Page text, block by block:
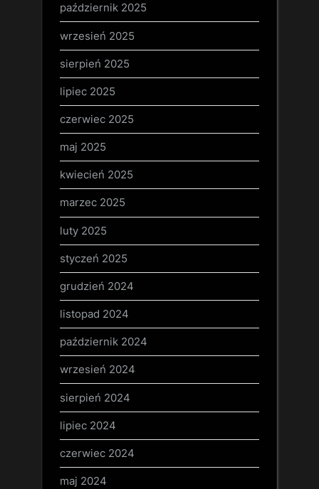
październik 2025
wrzesień 2025
sierpień 2025
lipiec 2025
czerwiec 2025
maj 2025
kwiecień 2025
marzec 2025
luty 2025
styczeń 2025
grudzień 2024
listopad 2024
październik 2024
wrzesień 2024
sierpień 2024
lipiec 2024
czerwiec 2024
maj 2024